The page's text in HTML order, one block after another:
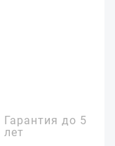
Гарантия до 5
лет